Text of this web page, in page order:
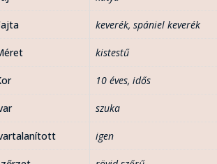
keverék, spániel keverék
kistestű
10 éves, idős
szuka
igen